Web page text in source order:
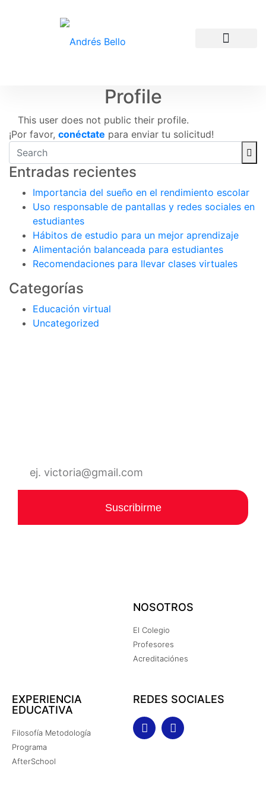
Profile
This user does not public their profile.
¡Por favor, conéctate para enviar tu solicitud!
Entradas recientes
Importancia del sueño en el rendimiento escolar
Uso responsable de pantallas y redes sociales en
estudiantes
Hábitos de estudio para un mejor aprendizaje
Alimentación balanceada para estudiantes
Recomendaciones para llevar clases virtuales
Categorías
Educación virtual
Uncategorized
Suscribirme
NOSOTROS
El Colegio
Profesores
Acreditaciónes
EXPERIENCIA
EDUCATIVA
Filosofía Metodología
Programa
AfterSchool
REDES SOCIALES